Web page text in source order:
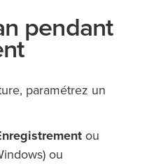
pendant
paramétrez un
ou
ou